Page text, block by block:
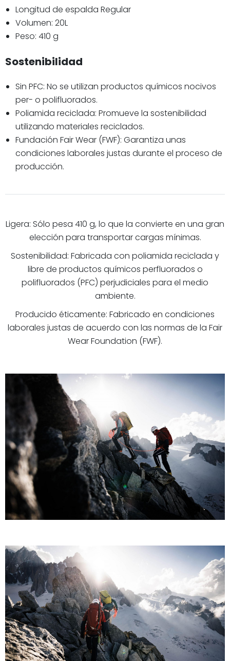
Longitud de espalda Regular
Volumen: 20L
Peso: 410 g
Sostenibilidad
Sin PFC: No se utilizan productos químicos nocivos
per- o polifluorados.
Poliamida reciclada: Promueve la sostenibilidad
utilizando materiales reciclados.
Fundación Fair Wear (FWF): Garantiza unas
condiciones laborales justas durante el proceso de
producción.
Ligera: Sólo pesa 410 g, lo que la convierte en una gran
elección para transportar cargas mínimas.
Sostenibilidad: Fabricada con poliamida reciclada y
libre de productos químicos perfluorados o
polifluorados (PFC) perjudiciales para el medio
ambiente.
Producido éticamente: Fabricado en condiciones
laborales justas de acuerdo con las normas de la Fair
Wear Foundation (FWF).